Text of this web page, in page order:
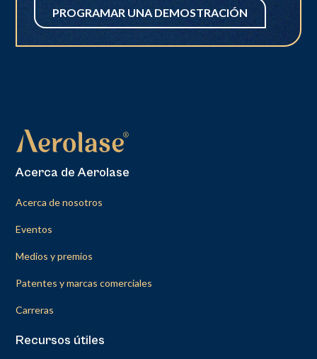
PROGRAMAR UNA DEMOSTRACIÓN
Acerca de Aerolase
Acerca de nosotros
Eventos
Medios y premios
Patentes y marcas comerciales
Carreras
Recursos útiles